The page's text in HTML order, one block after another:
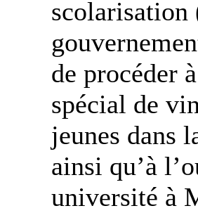
scolarisation
de procéder
spécial de
jeunes dans
ainsi qu’à
université à